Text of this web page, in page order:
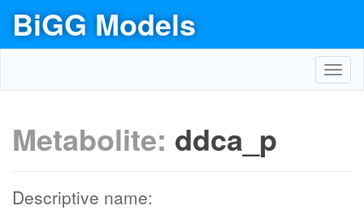
BiGG Models
Metabolite: ddca_p
Descriptive name: